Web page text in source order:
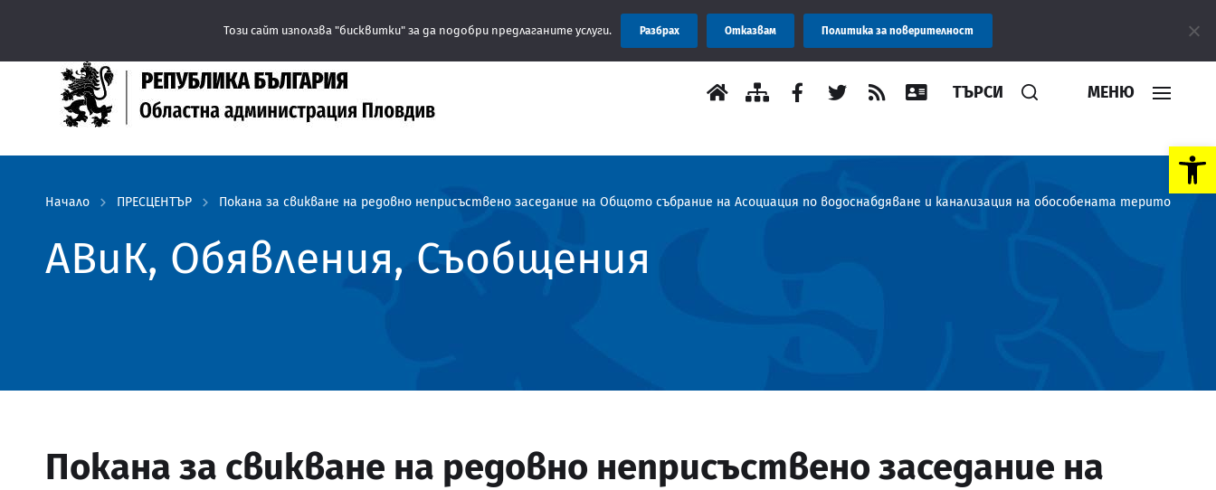
Open toolbar
Съобщение: Областна администрация Пловдив препоръчва
ТЪРСИ МЕНЮ
Начало ПРЕСЦЕНТЪР Покана за свикване на редовно неприсъствено заседание на Общото събрание на Асоциация по водоснабдяване и канализация на обособената територия,
АВиК, Обявления, Съобщения
Покана за свикване на редовно неприсъствено заседание на
Този сайт използва "бисквитки" за да подобри предлаганите услуги. Разбрах Отказвам Политика за поверителност